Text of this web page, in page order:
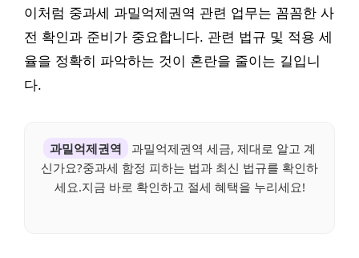
이처럼 중과세 과밀억제권역 관련 업무는 꼼꼼한 사
전 확인과 준비가 중요합니다. 관련 법규 및 적용 세
율을 정확히 파악하는 것이 혼란을 줄이는 길입니
다.
과밀억제권역
과밀억제권역 세금, 제대로 알고 계
신가요?중과세 함정 피하는 법과 최신 법규를 확인하
세요.지금 바로 확인하고 절세 혜택을 누리세요!